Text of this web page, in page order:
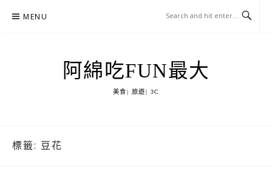
MENU
阿綿吃FUN最大
美食| 旅遊| 3C
標籤: 豆花